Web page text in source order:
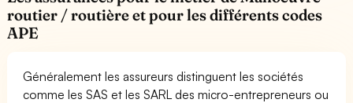
routier / routière et pour les différents codes
APE
Généralement les assureurs distinguent les sociétés
comme les SAS et les SARL des micro-entrepreneurs ou